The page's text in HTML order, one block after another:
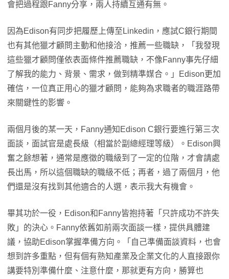
會把過程跟Fanny分享，兩人持續互通有無。
因為Edison有同步把履歷上傳至Linkedin，應試C銀行期間
也有其他獵才顧問主動和他接洽，推薦一些職缺，「我發現
這些獵才顧問僅依表面條件推薦職缺，不像Fanny事先仔細
了解我的能力、背景、需求，做到精準媒合。」Edison更加
確信，一位真正用心的獵才顧問，能夠為求職者的職涯路帶
來關鍵性的影響。
兩個月後的某一天，Fanny通知Edison C銀行要進行第三次
面談，面試官是處長級（相當於副總經理等級）。Edison興
奮之餘想著，通常是應徵的職級到了一定的位階，才會請處
長出馬，所以這個職缺的職級不低；再者，過了兩個月，他
們還是沒有找到其他適合的人選，表示我大有機會。
畢其功於一役，Edison和Fanny皆抱持著「只許成功不許失
敗」的決心。Fanny依舊如前兩次面談一樣，提供具體建
議，協助Edison掌握準備方向。「自己準備面談資料，也會
想到許多重點，但有個有熟知產業及企業文化的人直接跟你
講要特別準備什麼、注意什麼，那就更有方向，勝算也